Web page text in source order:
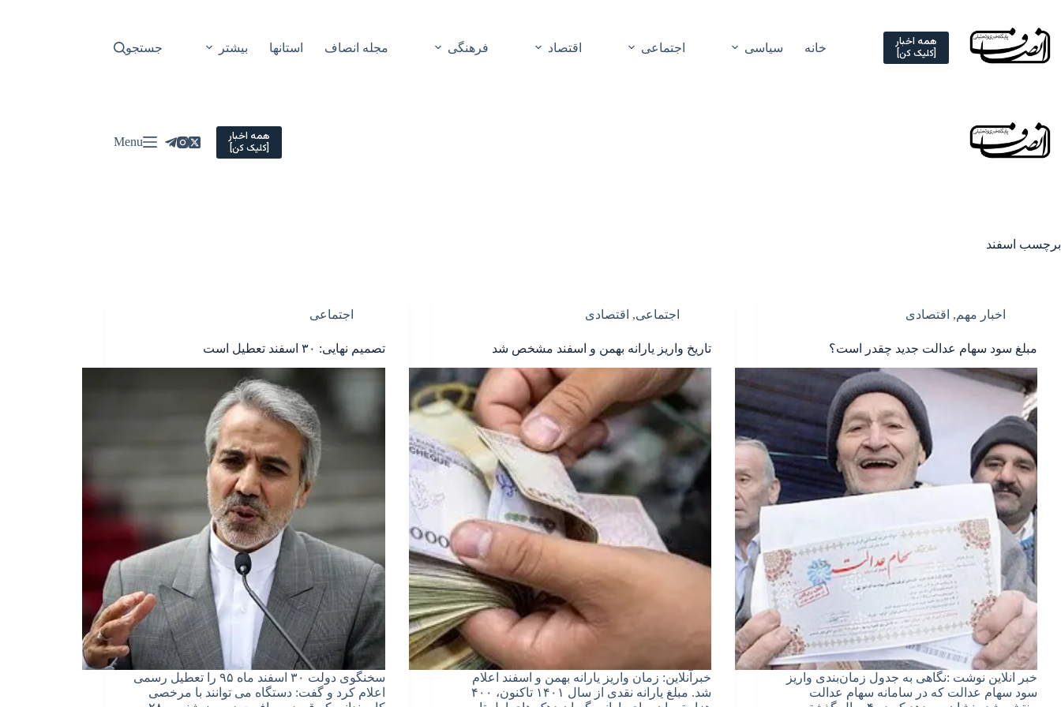
content
همه اخبار
[کلیک کن] خانه سیاسی اجتماعی اقتصاد فرهنگی مجله انصاف استانها بیشتر جستجو
همه اخبار
[کلیک کن] Menu
برچسب اسفند
اخبار مهم, اقتصادی
مبلغ سود سهام عدالت جدید چقدر است؟
خبر انلاین نوشت :نگاهی به جدول زمان‌بندی واریز
سود سهام عدالت که در سامانه سهام عدالت
اجتماعی, اقتصادی
تاریخ واریز یارانه بهمن و اسفند مشخص شد
خبرآنلاین: زمان واریز یارانه بهمن و اسفند اعلام
شد. مبلغ یارانه نقدی از سال ۱۴۰۱ تاکنون، ۴۰۰
اجتماعی
تصمیم نهایی: ۳۰ اسفند تعطیل است
سخنگوی دولت ۳۰ اسفند ماه ۹۵ را تعطیل رسمی
اعلام کرد و گفت: دستگاه می توانند با مرخصی